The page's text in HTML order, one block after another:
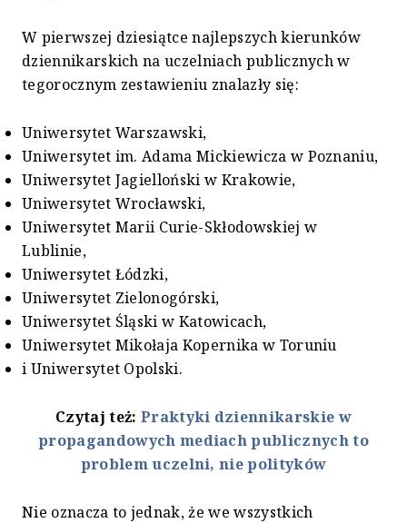
W pierwszej dziesiątce najlepszych kierunków
dziennikarskich na uczelniach publicznych w
tegorocznym zestawieniu znalazły się:
Uniwersytet Warszawski,
Uniwersytet im. Adama Mickiewicza w Poznaniu,
Uniwersytet Jagielloński w Krakowie,
Uniwersytet Wrocławski,
Uniwersytet Marii Curie-Skłodowskiej w
Lublinie,
Uniwersytet Łódzki,
Uniwersytet Zielonogórski,
Uniwersytet Śląski w Katowicach,
Uniwersytet Mikołaja Kopernika w Toruniu
i Uniwersytet Opolski.
Czytaj też: Praktyki dziennikarskie w
propagandowych mediach publicznych to
problem uczelni, nie polityków
Nie oznacza to jednak, że we wszystkich